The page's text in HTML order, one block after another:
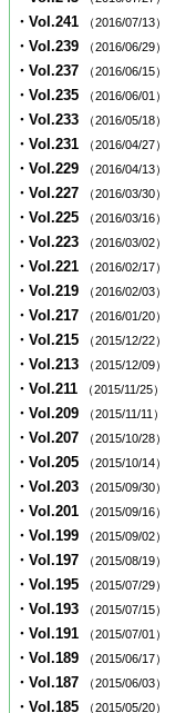
・Vol.241 （2016/07/13）
・Vol.239 （2016/06/29）
・Vol.237 （2016/06/15）
・Vol.235 （2016/06/01）
・Vol.233 （2016/05/18）
・Vol.231 （2016/04/27）
・Vol.229 （2016/04/13）
・Vol.227 （2016/03/30）
・Vol.225 （2016/03/16）
・Vol.223 （2016/03/02）
・Vol.221 （2016/02/17）
・Vol.219 （2016/02/03）
・Vol.217 （2016/01/20）
・Vol.215 （2015/12/22）
・Vol.213 （2015/12/09）
・Vol.211 （2015/11/25）
・Vol.209 （2015/11/11）
・Vol.207 （2015/10/28）
・Vol.205 （2015/10/14）
・Vol.203 （2015/09/30）
・Vol.201 （2015/09/16）
・Vol.199 （2015/09/02）
・Vol.197 （2015/08/19）
・Vol.195 （2015/07/29）
・Vol.193 （2015/07/15）
・Vol.191 （2015/07/01）
・Vol.189 （2015/06/17）
・Vol.187 （2015/06/03）
・Vol.185 （2015/05/20）